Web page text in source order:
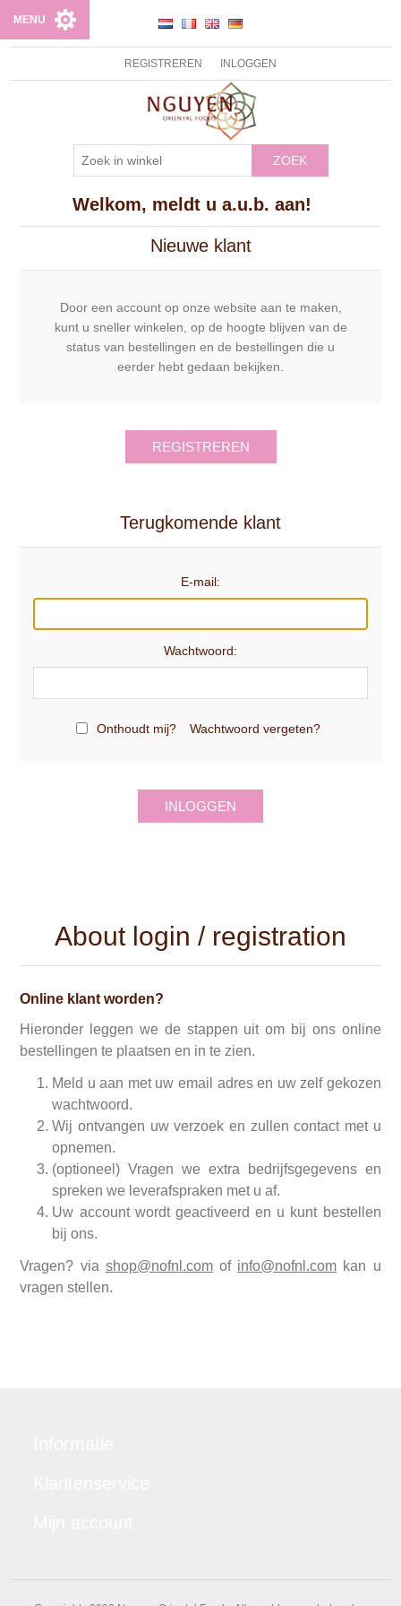
REGISTREREN INLOGGEN
ZOEK
MENU
Welkom, meldt u a.u.b. aan!
Nieuwe klant
Door een account op onze website aan te maken,
kunt u sneller winkelen, op de hoogte blijven van de
status van bestellingen en de bestellingen die u
eerder hebt gedaan bekijken.
REGISTREREN
Terugkomende klant
E-mail:
Wachtwoord:
Onthoudt mij? Wachtwoord vergeten?
INLOGGEN
About login / registration
Online klant worden?
Hieronder leggen we de stappen uit om bij ons online
bestellingen te plaatsen en in te zien.
Meld u aan met uw email adres en uw zelf gekozen
wachtwoord.
Wij ontvangen uw verzoek en zullen contact met u
opnemen.
(optioneel) Vragen we extra bedrijfsgegevens en
spreken we leverafspraken met u af.
Uw account wordt geactiveerd en u kunt bestellen
bij ons.
Vragen? via shop@nofnl.comof info@nofnl.com kan u
vragen stellen.